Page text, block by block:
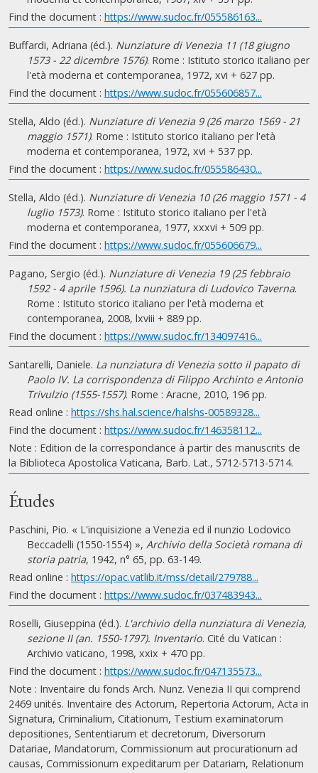
Find the document : https://www.sudoc.fr/055586163...
Buffardi, Adriana (éd.). Nunziature di Venezia 11 (18 giugno
1573 - 22 dicembre 1576). Rome : Istituto storico italiano per
l'età moderna et contemporanea, 1972, xvi + 627 pp.
Find the document : https://www.sudoc.fr/055606857...
Stella, Aldo (éd.). Nunziature di Venezia 9 (26 marzo 1569 - 21
maggio 1571). Rome : Istituto storico italiano per l'età
moderna et contemporanea, 1972, xvi + 537 pp.
Find the document : https://www.sudoc.fr/055586430...
Stella, Aldo (éd.). Nunziature di Venezia 10 (26 maggio 1571 - 4
luglio 1573). Rome : Istituto storico italiano per l'età
moderna et contemporanea, 1977, xxxvi + 509 pp.
Find the document : https://www.sudoc.fr/055606679...
Pagano, Sergio (éd.). Nunziature di Venezia 19 (25 febbraio
1592 - 4 aprile 1596). La nunziatura di Ludovico Taverna.
Rome : Istituto storico italiano per l'età moderna et
contemporanea, 2008, lxviii + 889 pp.
Find the document : https://www.sudoc.fr/134097416...
Santarelli, Daniele. La nunziatura di Venezia sotto il papato di
Paolo IV. La corrispondenza di Filippo Archinto e Antonio
Trivulzio (1555-1557). Rome : Aracne, 2010, 196 pp.
Read online : https://shs.hal.science/halshs-00589328...
Find the document : https://www.sudoc.fr/146358112...
Note : Edition de la correspondance à partir des manuscrits de
la Biblioteca Apostolica Vaticana, Barb. Lat., 5712-5713-5714.
Études
Paschini, Pio. « L'inquisizione a Venezia ed il nunzio Lodovico
Beccadelli (1550-1554) », Archivio della Società romana di
storia patria, 1942, n° 65, pp. 63-149.
Read online : https://opac.vatlib.it/mss/detail/279788...
Find the document : https://www.sudoc.fr/037483943...
Roselli, Giuseppina (éd.). L'archivio della nunziatura di Venezia,
sezione II (an. 1550-1797). Inventario. Cité du Vatican :
Archivio vaticano, 1998, xxix + 470 pp.
Find the document : https://www.sudoc.fr/047135573...
Note : Inventaire du fonds Arch. Nunz. Venezia II qui comprend
2469 unités. Inventaire des Actorum, Repertoria Actorum, Acta in
Signatura, Criminalium, Citationum, Testium examinatorum
depositiones, Sententiarum et decretorum, Diversorum
Datariae, Mandatorum, Commissionum aut procurationum ad
causas, Commissionum expeditarum per Datariam, Relationum